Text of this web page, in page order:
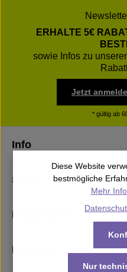
ERHALTE 5€
sowie Infos zu
Jetzt
* gültig ab
Info
Shop
Rechtliches
Kontakt
Diese Website
bestmögliche
Mehr
Nur